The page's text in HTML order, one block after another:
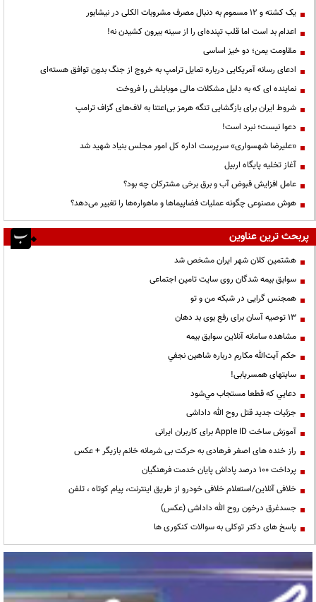
یک کشته و ۱۲ مسموم به دنبال مصرف مشروبات الکلی در نیشابور
اعدام بد است اما قلب تپنده‌ای را از سینه بیرون کشیدن نه!
مقاومت یمن؛ دو خیز اساسی
ادعای رسانه آمریکایی درباره تمایل ترامپ به خروج از جنگ بدون توافق هسته‌ای
نماینده ای که به دلیل مشکلات مالی موبایلش را فروخت
شروط ایران برای بازگشایی تنگه هرمز بی‌اعتنا به لاف‌های گزاف ترامپ
دعوا نیست؛ نبرد است!
«علیرضا شهسواری» سرپرست اداره کل امور مجلس بنیاد شهید شد
آغاز تخلیه پایگاه اربیل
عامل افزایش قبوض آب و برق برخی مشترکان چه بود؟
هوش مصنوعی چگونه عملیات فضاپیماها و ماهواره‌ها را تغییر می‌دهد؟
پربحث ترین عناوین
هشتمین کلان شهر ایران مشخص شد
سوابق بیمه شدگان روی سایت تامین اجتماعی
همجنس گرایی در شبکه من و تو
13 توصیه آسان برای رفع بوی بد دهان
مشاهده سامانه آنلاين سوابق بیمه
حكم آيت‌الله مكارم درباره شاهين نجفي
سایتهای همسریابی!
دعايي كه قطعا مستجاب مي‌شود
جزئیات جدید قتل روح الله داداشی
آموزش ساخت Apple ID برای کاربران ایرانی
راز خنده های اصغر فرهادی به حرکت بی شرمانه خانم بازیگر + عکس
پرداخت ۱۰۰ درصد پاداش پایان خدمت فرهنگیان
خلافی آنلاین/استعلام خلافی خودرو از طریق اینترنت، پیام کوتاه ، تلفن
جسدغرق درخون روح الله داداشی (عکس)
پاسخ های دکتر توکلی به سوالات کنکوری ها